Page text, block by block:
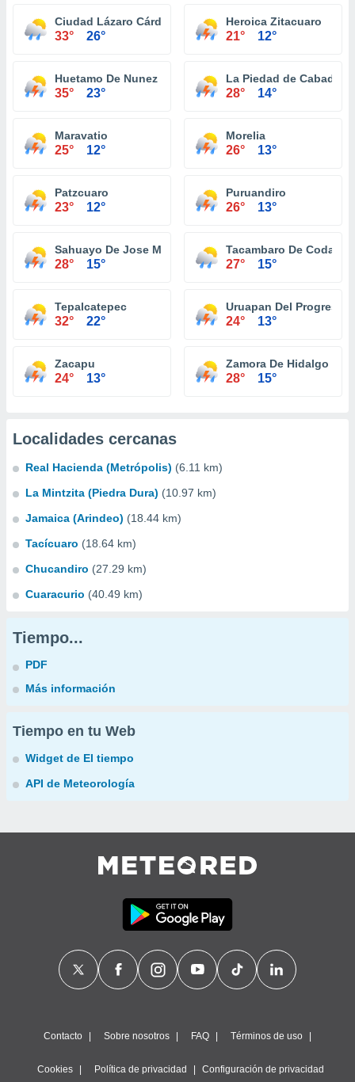
Ciudad Lázaro Cárdenas
33° 26°
Heroica Zitacuaro
21° 12°
Huetamo De Nunez
35° 23°
La Piedad de Cabadas
28° 14°
Maravatio
25° 12°
Morelia
26° 13°
Patzcuaro
23° 12°
Puruandiro
26° 13°
Sahuayo De Jose Maria Morelos
28° 15°
Tacambaro De Codallos
27° 15°
Tepalcatepec
32° 22°
Uruapan Del Progreso
24° 13°
Zacapu
24° 13°
Zamora De Hidalgo
28° 15°
Localidades cercanas
Real Hacienda (Metrópolis) (6.11 km)
La Mintzita (Piedra Dura) (10.97 km)
Jamaica (Arindeo) (18.44 km)
Tacícuaro (18.64 km)
Chucandiro (27.29 km)
Cuaracurio (40.49 km)
Tiempo...
PDF
Más información
Tiempo en tu Web
Widget de El tiempo
API de Meteorología
Contacto Sobre nosotros FAQ Términos de uso
Cookies Política de privacidad Configuración de privacidad